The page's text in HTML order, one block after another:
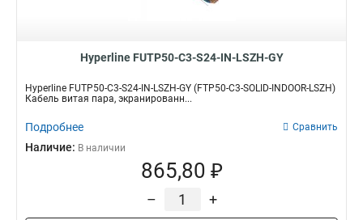
Hyperline FUTP50-C3-S24-IN-LSZH-GY
Hyperline FUTP50-C3-S24-IN-LSZH-GY (FTP50-C3-SOLID-INDOOR-LSZH)
Кабель витая пара, экранированн...
Подробнее Сравнить
Наличие: В наличии
865,80 ₽
– +